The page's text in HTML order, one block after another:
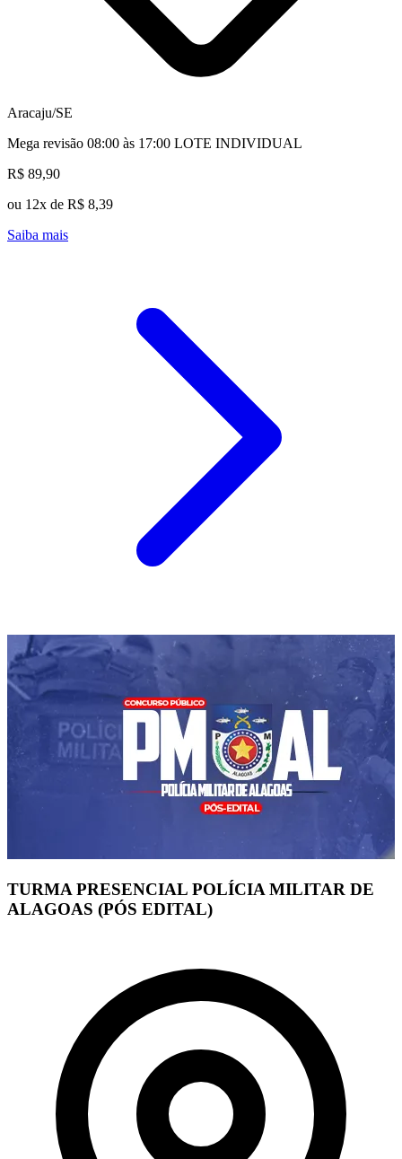
Aracaju/SE
Mega revisão 08:00 às 17:00 LOTE INDIVIDUAL
R$ 89,90
ou 12x de R$ 8,39
Saiba mais
TURMA PRESENCIAL POLÍCIA MILITAR DE
ALAGOAS (PÓS EDITAL)